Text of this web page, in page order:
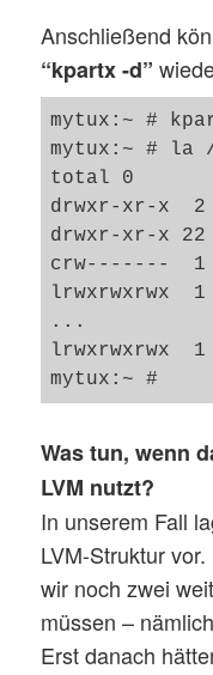
Anschließend
“kpartx -d”
mytux:~ #
mytux:~ # la /
total 0
drwxr-xr-x
drwxr-xr-x
crw-------  1
lrwxrwxrwx
...
lrwxrwxrwx
Was tun, wenn
LVM nutzt?
In unserem Fall
LVM-Struktur
wir noch zwei
müssen –
Erst danach